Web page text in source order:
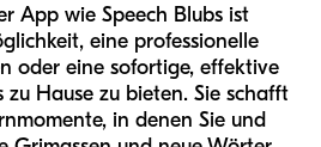
App wie Speech Blubs ist
eine professionelle
oder eine sofortige, effektive
zu Hause zu bieten. Sie schafft
in denen Sie und